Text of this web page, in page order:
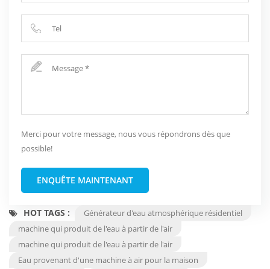
Merci pour votre message, nous vous répondrons dès que
possible!
ENQUÊTE MAINTENANT
HOT TAGS :
Générateur d'eau atmosphérique résidentiel
machine qui produit de l'eau à partir de l'air
machine qui produit de l'eau à partir de l'air
Eau provenant d'une machine à air pour la maison